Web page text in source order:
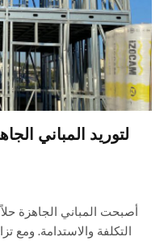
أصبحت المباني الجاهزة
التكلفة والاستدامة. ومع